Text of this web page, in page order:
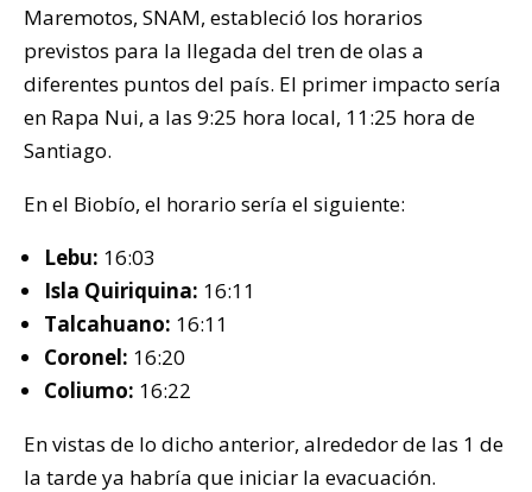
Maremotos, SNAM, estableció los horarios
previstos para la llegada del tren de olas a
diferentes puntos del país. El primer impacto sería
en Rapa Nui, a las 9:25 hora local, 11:25 hora de
Santiago.
En el Biobío, el horario sería el siguiente:
Lebu: 16:03
Isla Quiriquina: 16:11
Talcahuano: 16:11
Coronel: 16:20
Coliumo: 16:22
En vistas de lo dicho anterior, alrededor de las 1 de
la tarde ya habría que iniciar la evacuación.